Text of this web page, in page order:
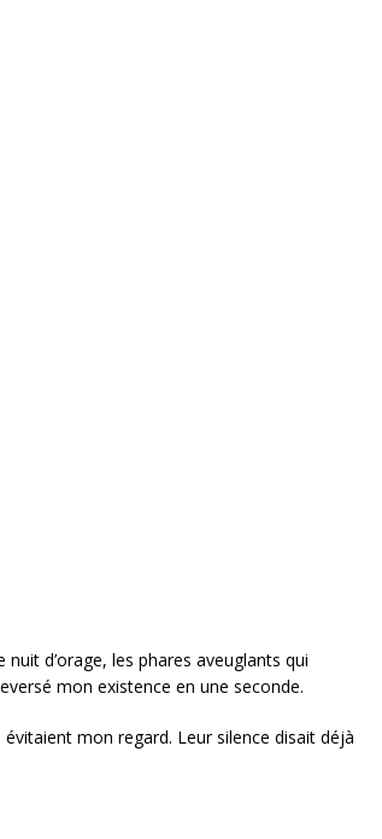
d’orage, les phares aveuglants qui
mon existence en une seconde.
évitaient mon regard. Leur silence disait déjà